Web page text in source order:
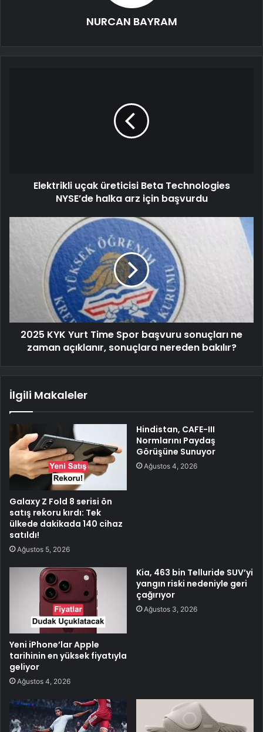
NURCAN BAYRAM
Elektrikli uçak üreticisi Beta Technologies
NYSE’de halka arz için başvurdu
2025 KYK Yurt Time Spor başvuru sonuçları ne
zaman açıklanır, sonuçlara nereden bakılır?
İlgili Makaleler
Galaxy Z Fold 8 serisi ön
satış rekoru kırdı: Tek
ülkede dakikada 140 cihaz
satıldı!
Ağustos 5, 2026
Hindistan, CAFE-III
Normlarını Paydaş
Görüşüne Sunuyor
Ağustos 4, 2026
Yeni iPhone’lar Apple
tarihinin en yüksek fiyatıyla
geliyor
Ağustos 4, 2026
Kia, 463 bin Telluride SUV’yi
yangın riski nedeniyle geri
çağırıyor
Ağustos 3, 2026